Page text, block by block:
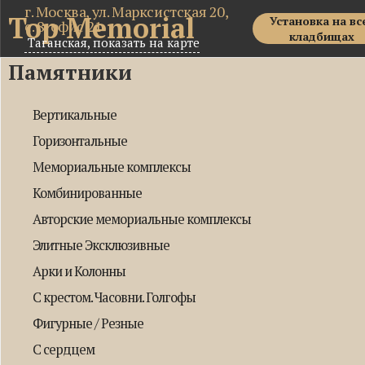
Top Memorial
г. Москва, ул. Марксистская 20,
с. 8, офис 21
Таганская,показать на карте
Установка на
кладбищах
Памятники
Вертикальные
Горизонтальные
Мемориальные комплексы
Комбинированные
Авторские мемориальные комплексы
Элитные Эксклюзивные
Арки и Колонны
С крестом. Часовни. Голгофы
Фигурные / Резные
С сердцем